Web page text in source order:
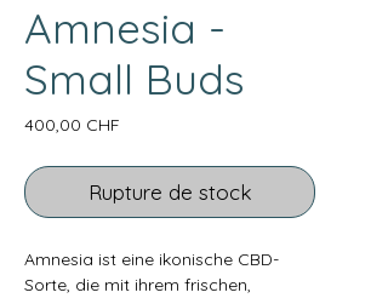
Amnesia -
Small Buds
400,00 CHF
Rupture de stock
Amnesia ist eine ikonische CBD-
Sorte, die mit ihrem frischen,